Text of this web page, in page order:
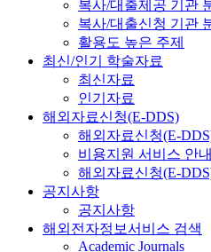
복사/대출제공 기관
복사/대출신청 기관
활용도 높은 주제
최신/인기 학술자료
최신자료
인기자료
해외자료신청(E-DDS)
해외자료신청(E-
비용지원 서비스 안내
해외자료신청(E-
공지사항
공지사항
해외전자정보서비스 검색
Academic Journals